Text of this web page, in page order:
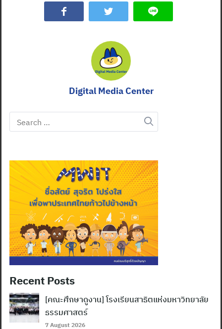
Digital Media Center
Search
for:
Recent Posts
[คณะศึกษาดูงาน] โรงเรียนสาธิตแห่งมหาวิทยาลัย
ธรรมศาสตร์
7 August 2026